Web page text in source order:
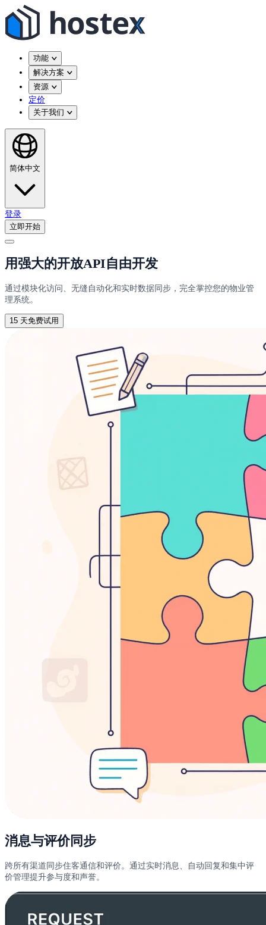
功能
解决方案
资源
定价
关于我们
简体中文
登录
立即开始
用强大的开放API自由开发
通过模块化访问、无缝自动化和实时数据同步，完全掌控您的物业管
理系统。
15 天免费试用
消息与评价同步
跨所有渠道同步住客通信和评价。通过实时消息、自动回复和集中评
价管理提升参与度和声誉。